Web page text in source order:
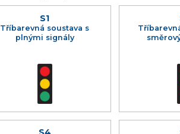
S1
Tříbarevná soustava s
plnými signály